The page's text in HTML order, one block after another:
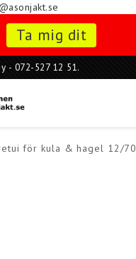
Ta mig dit
- 072-527 12 51.
för kula & hagel 12/70